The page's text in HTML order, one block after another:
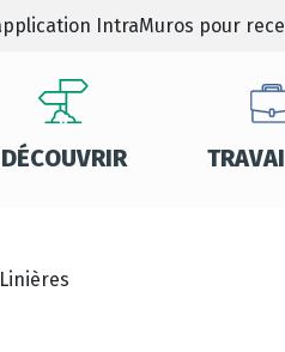
IntraMuros pour
DÉCOUVRIR